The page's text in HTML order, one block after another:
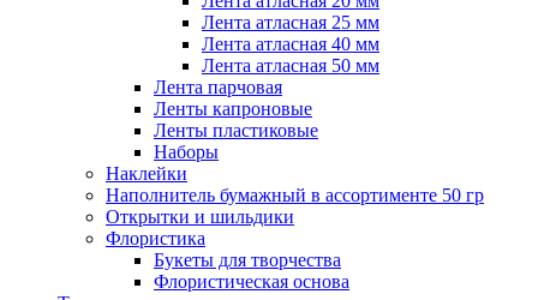
Лента атласная 25 мм
Лента атласная 40 мм
Лента атласная 50 мм
Лента парчовая
Ленты капроновые
Ленты пластиковые
Наборы
Наклейки
Наполнитель бумажный в ассортименте 50 гр
Открытки и шильдики
Флористика
Букеты для творчества
Флористическая основа